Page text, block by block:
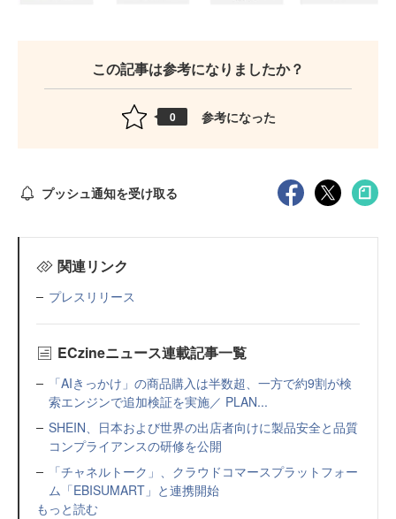
この記事は参考になりましたか？
0 参考になった
プッシュ通知を受け取る
関連リンク
プレスリリース
ECzineニュース連載記事一覧
「AIきっかけ」の商品購入は半数超、一方で約9割が検
索エンジンで追加検証を実施／ PLAN...
SHEIN、日本および世界の出店者向けに製品安全と品質
コンプライアンスの研修を公開
「チャネルトーク」、クラウドコマースプラットフォー
ム「EBISUMART」と連携開始
もっと読む